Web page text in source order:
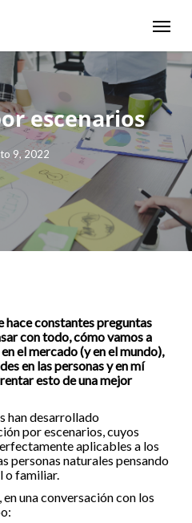
Menu
escenarios
9, 2022
hace constantes preguntas
con todo, cómo vamos a
el mercado (y en el mundo),
en las personas y en mí
esto de una mejor
han desarrollado
por escenarios, cuyos
aplicables a los
personas naturales pensando
o familiar.
una conversación con los